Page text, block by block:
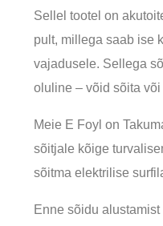
Sellel tootel on
pult, millega saab ise
vajadusele. Sellega
oluline – võid sõita
Meie E Foyl on
sõitjale kõige
sõitma elektrilise
Enne sõidu